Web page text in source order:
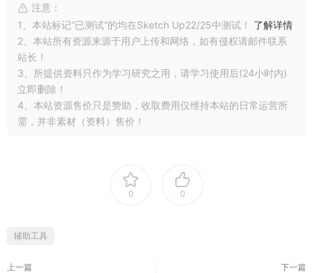
注意：
1、本站标记“已测试”的均在Sketch Up22/25中测试！ 了解详情
2、本站所有资源来源于用户上传和网络，如有侵权请邮件联系
站长！
3、所提供资料只作为学习研究之用，请学习使用后(24小时内)
立即删除！
4、本站资源售价只是赞助，收取费用仅维持本站的日常运营所
需，并非素材（资料）售价！
0 0
辅助工具
上一篇 下一篇